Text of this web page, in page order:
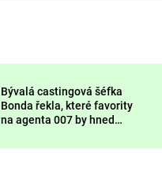
Prima LAJK
Sledujte nás
Bývalá castingová šéfka
Bonda řekla, které favority
na agenta 007 by hned